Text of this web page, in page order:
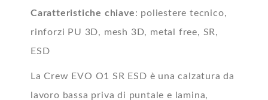
Caratteristiche chiave: poliestere tecnico,
rinforzi PU 3D, mesh 3D, metal free, SR,
ESD
La Crew EVO O1 SR ESD è una calzatura da
lavoro bassa priva di puntale e lamina,